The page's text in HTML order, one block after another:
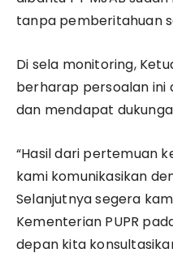
tanpa pemberitahuan
Di sela monitoring,
berharap persoalan ini
dan mendapat
“Hasil dari pertemuan
kami komunikasikan
Selanjutnya segera
Kementerian PUPR
depan kita